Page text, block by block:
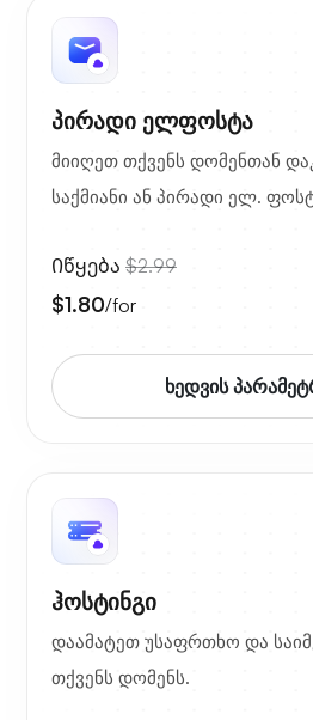
პირადი ელფოსტა
მიიღეთ თქვენს დომენთან
საქმიანი ან პირადი ელ.
Იწყება $2.99
$1.80/for
ხედვის
ჰოსტინგი
დაამატეთ უსაფრთხო და
თქვენს დომენს.